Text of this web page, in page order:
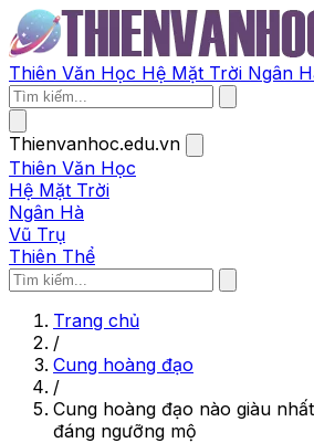
Thiên Văn Học Hệ Mặt Trời Ngân
Thienvanhoc.edu.vn
Thiên Văn Học
Hệ Mặt Trời
Ngân Hà
Vũ Trụ
Thiên Thể
Trang chủ
/
Cung hoàng đạo
/
Cung hoàng đạo nào giàu
đáng ngưỡng mộ